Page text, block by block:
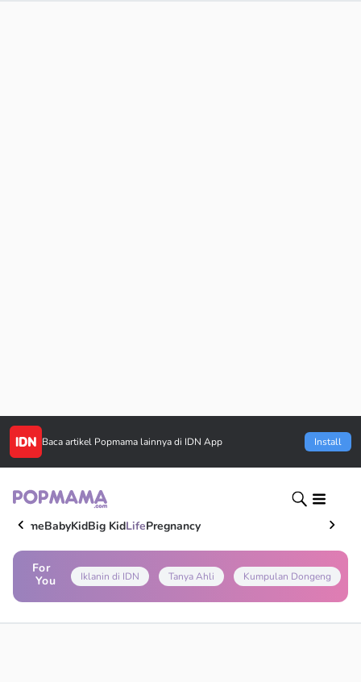
Baca artikel Popmama lainnya di IDN App Install
HomeBabyKidBig KidLifePregnancy
For
You
Iklanin di IDN Tanya Ahli Kumpulan Dongeng